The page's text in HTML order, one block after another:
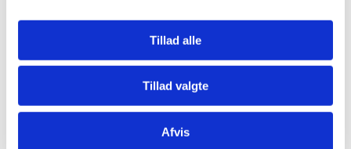
Tillad alle
Tillad valgte
Afvis